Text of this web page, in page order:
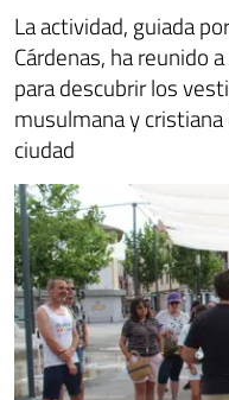
La actividad, guiada
Cárdenas, ha reunido
para descubrir los
musulmana y
ciudad